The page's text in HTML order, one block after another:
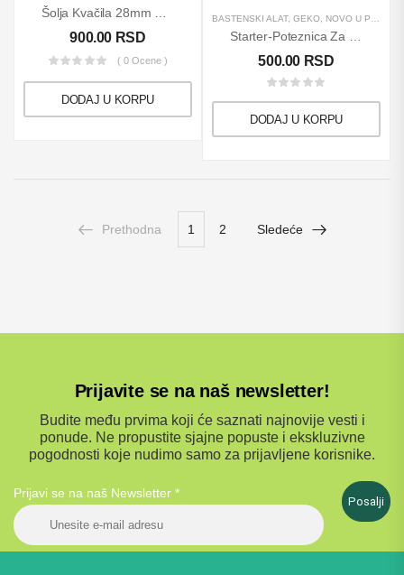
Šolja Kvačila 28mm 9 Nutova
900.00 RSD
( 0 Ocene )
DODAJ U KORPU
BAŠTENSKI ALAT, GEKO, NOVO U PONUDI
Starter-Poteznica Za Trimer Sa Dve Žice
500.00 RSD
DODAJ U KORPU
Prethodna 1 2 Sledeće
Prijavite se na naš newsletter!
Budite među prvima koji će saznati najnovije vesti i
ponude. Ne propustite sjajne popuste i ekskluzivne
pogodnosti koje nudimo samo za prijavljene korisnike.
Prijavi se na naš Newsletter *
Posalji